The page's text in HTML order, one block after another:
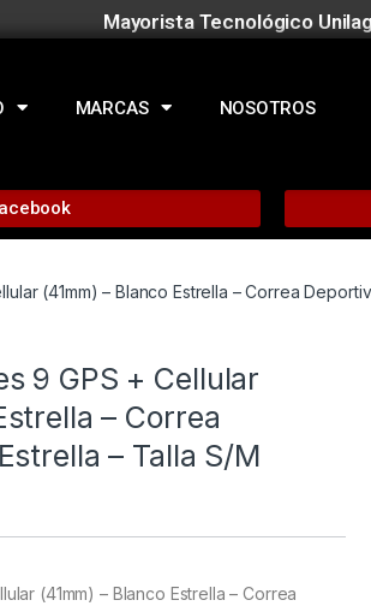
Mayorista Tecnológico
MARCAS NOSOTROS
(41mm) – Blanco Estrella – Correa
9 GPS + Cellular
– Correa
– Talla S/M
(41mm) – Blanco Estrella – Correa